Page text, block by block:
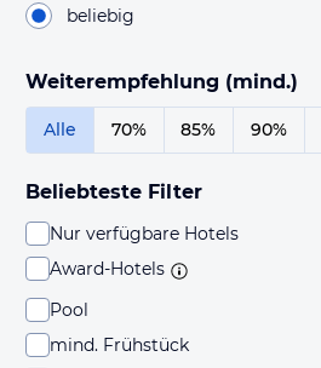
beliebig
Weiterempfehlung (mind.)
Alle 70% 85% 90%
Beliebteste Filter
Nur verfügbare Hotels
Award-Hotels
Pool
mind. Frühstück